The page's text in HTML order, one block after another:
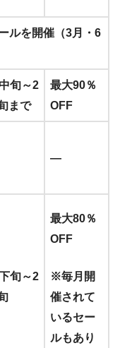
ルを開催（3月・6
旬～2
まで
最大90％
OFF
―
旬～2
最大80％
OFF
※毎月開
催されて
いるセー
ルもあり